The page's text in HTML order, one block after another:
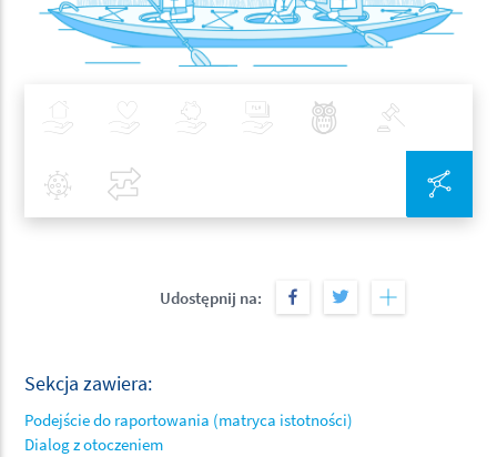
Udostępnij na:
Zdrowie Inwestycje Bankowość Najlepsze Praktyki
Covid-19
Sekcja zawiera:
Podejście do raportowania (matryca istotności)
Dialog z otoczeniem